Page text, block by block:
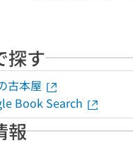
探す
古本屋
Book Search
報